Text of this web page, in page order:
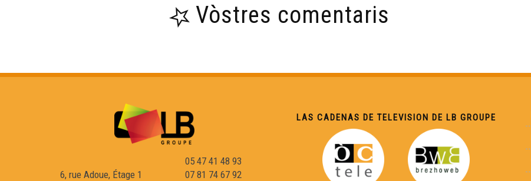
Vòstres comentaris
6, rue Adoue, Étage 1
05 47 41 48 93
07 81 74 67 92
LAS CADENAS DE TELEVISION DE LB GROUPE